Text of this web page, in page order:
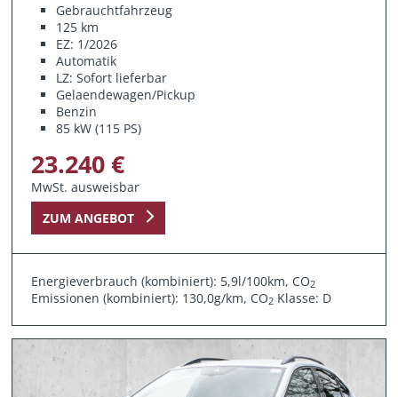
Gebrauchtfahrzeug
125 km
EZ: 1/2026
Automatik
LZ: Sofort lieferbar
Gelaendewagen/Pickup
Benzin
85 kW (115 PS)
23.240 €
MwSt. ausweisbar
ZUM ANGEBOT
Energieverbrauch (kombiniert): 5,9l/100km, CO2
Emissionen (kombiniert): 130,0g/km, CO2 Klasse: D